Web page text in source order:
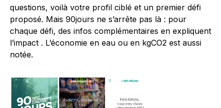
questions, voilà votre profil ciblé et un premier défi
proposé. Mais 90jours ne s’arrête pas là : pour
chaque défi, des infos complémentaires en expliquent
l’impact . L’économie en eau ou en kgCO2 est aussi
notée.